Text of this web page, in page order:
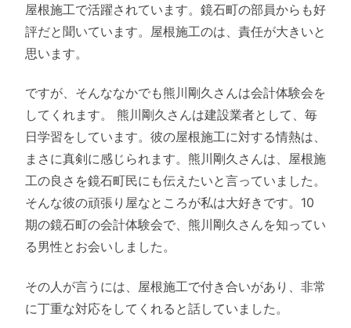
屋根施工で活躍されています。鏡石町の部員からも好
評だと聞いています。屋根施工のは、責任が大きいと
思います。
ですが、そんななかでも熊川剛久さんは会計体験会を
してくれます。 熊川剛久さんは建設業者として、毎
日学習をしています。彼の屋根施工に対する情熱は、
まさに真剣に感じられます。熊川剛久さんは、屋根施
工の良さを鏡石町民にも伝えたいと言っていました。
そんな彼の頑張り屋なところが私は大好きです。10
期の鏡石町の会計体験会で、熊川剛久さんを知ってい
る男性とお会いしました。
その人が言うには、屋根施工で付き合いがあり、非常
に丁重な対応をしてくれると話していました。